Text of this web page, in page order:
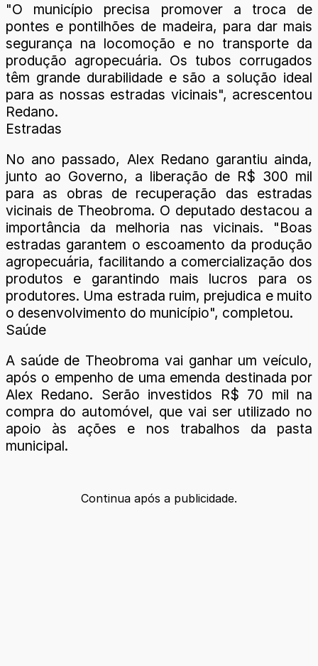
"O município precisa promover a troca de
pontes e pontilhões de madeira, para dar mais
segurança na locomoção e no transporte da
produção agropecuária. Os tubos corrugados
têm grande durabilidade e são a solução ideal
para as nossas estradas vicinais", acrescentou
Redano.
Estradas
No ano passado, Alex Redano garantiu ainda,
junto ao Governo, a liberação de R$ 300 mil
para as obras de recuperação das estradas
vicinais de Theobroma. O deputado destacou a
importância da melhoria nas vicinais. "Boas
estradas garantem o escoamento da produção
agropecuária, facilitando a comercialização dos
produtos e garantindo mais lucros para os
produtores. Uma estrada ruim, prejudica e muito
o desenvolvimento do município", completou.
Saúde
A saúde de Theobroma vai ganhar um veículo,
após o empenho de uma emenda destinada por
Alex Redano. Serão investidos R$ 70 mil na
compra do automóvel, que vai ser utilizado no
apoio às ações e nos trabalhos da pasta
municipal.
Continua após a publicidade.